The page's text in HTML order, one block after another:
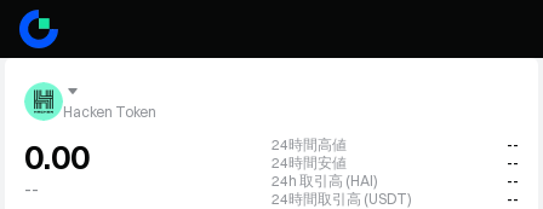
Hacken Token
0.00
--
24時間高値
--
24時間安値
--
24h 取引高 (HAI)
--
24時間取引高 (USDT)
--